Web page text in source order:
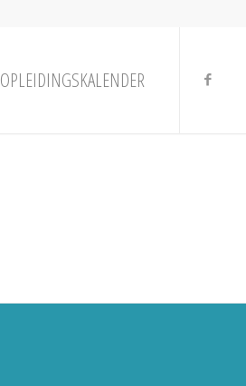
OPLEIDINGSKALENDER